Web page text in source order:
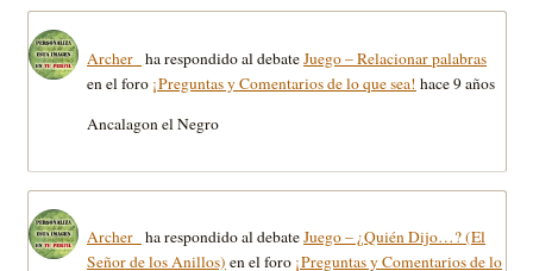
Archer_ ha respondido al debateJuego – Relacionar palabras
en el foro ¡Preguntas y Comentarios de lo que sea! hace 9 años
Ancalagon el Negro
Archer_ ha respondido al debateJuego – ¿Quién Dijo…? (El
Señor de los Anillos) en el foro ¡Preguntas y Comentarios de lo